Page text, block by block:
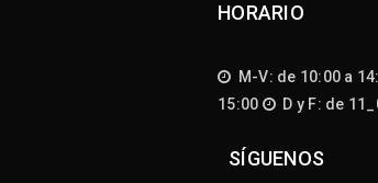
HORARIO
M-V: de 10:00 a
15:00
D y F: de
SÍGUENOS